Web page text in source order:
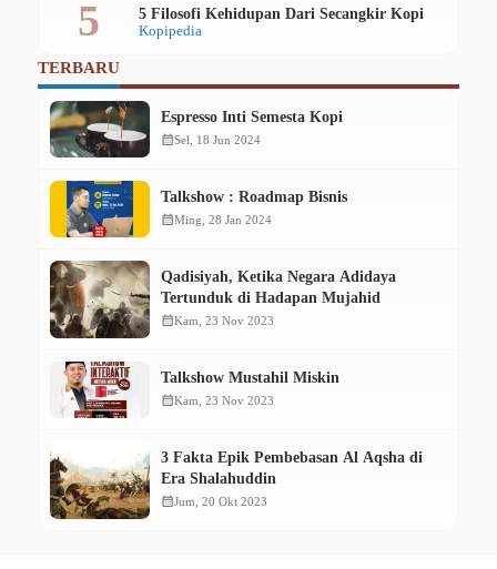
Kopipedia
5 Filosofi Kehidupan Dari Secangkir Kopi
TERBARU
Espresso Inti Semesta Kopi
calendar_monthSel, 18 Jun 2024
Talkshow : Roadmap Bisnis
calendar_monthMing, 28 Jan 2024
Qadisiyah, Ketika Negara Adidaya
Tertunduk di Hadapan Mujahid
calendar_monthKam, 23 Nov 2023
Talkshow Mustahil Miskin
calendar_monthKam, 23 Nov 2023
3 Fakta Epik Pembebasan Al Aqsha di
Era Shalahuddin
calendar_monthJum, 20 Okt 2023